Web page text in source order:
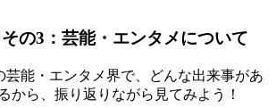
の3：芸能・エンタメについて
芸能・エンタメ界で、どんな出来事があ
から、振り返りながら見てみよう！